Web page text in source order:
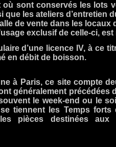
sont conservés les lots
que les ateliers d’entretien
de vente dans les locaux
exclusif de celle-ci,
d’une licence IV, à ce
en débit de boisson.
à Paris, ce site compte
généralement précédées
le week-end ou le
se tiennent les Temps
pièces destinées aux